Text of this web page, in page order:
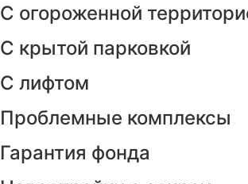
С огороженной
С крытой парковкой
С лифтом
Проблемные комплексы
Гарантия фонда